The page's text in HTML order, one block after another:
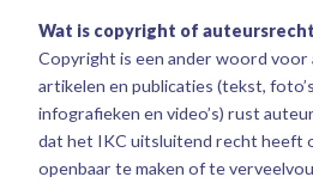
Wat is copyright of
Copyright is een ander woord
artikelen en publicaties (tekst,
infografieken en video’s) rust
dat het IKC uitsluitend recht heeft
openbaar te maken of te